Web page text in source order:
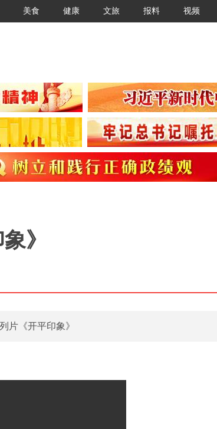
美食 健康 文旅 报料 视频
》
片《开平印象》